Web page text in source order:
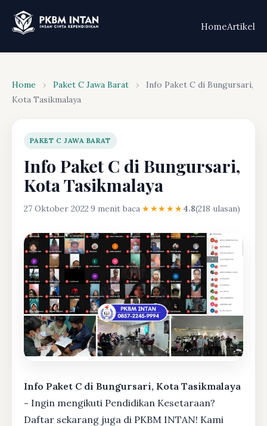
HomeArtikel
Home › Paket C Jawa Barat ›
Info Paket C di Bungursari,
Kota Tasikmalaya
PAKET C JAWA BARAT
Info Paket C di Bungursari,
Kota Tasikmalaya
27 Oktober 2022·9 menit baca·★★★★★4.8(218 ulasan)
Info Paket C di Bungursari, Kota Tasikmalaya
- Ingin mengikuti Pendidikan Kesetaraan?
Daftar sekarang juga di PKBM INTAN! Kami